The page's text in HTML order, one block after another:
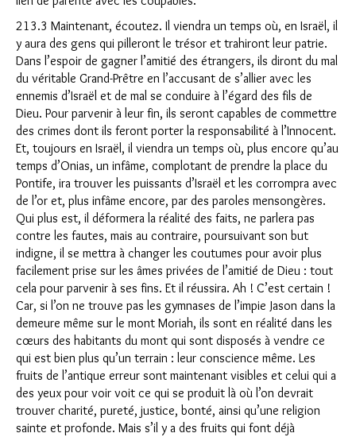
213.3 Maintenant, écoutez. Il viendra un temps où, en Israël, il
y aura des gens qui pilleront le trésor et trahiront leur patrie.
Dans l’espoir de gagner l’amitié des étrangers, ils diront du mal
du véritable Grand-Prêtre en l’accusant de s’allier avec les
ennemis d’Israël et de mal se conduire à l’égard des fils de
Dieu. Pour parvenir à leur fin, ils seront capables de commettre
des crimes dont ils feront porter la responsabilité à l’Innocent.
Et, toujours en Israël, il viendra un temps où, plus encore qu’au
temps d’Onias, un infâme, complotant de prendre la place du
Pontife, ira trouver les puissants d’Israël et les corrompra avec
de l’or et, plus infâme encore, par des paroles mensongères.
Qui plus est, il déformera la réalité des faits, ne parlera pas
contre les fautes, mais au contraire, poursuivant son but
indigne, il se mettra à changer les coutumes pour avoir plus
facilement prise sur les âmes privées de l’amitié de Dieu : tout
cela pour parvenir à ses fins. Et il réussira. Ah ! C’est certain !
Car, si l’on ne trouve pas les gymnases de l’impie Jason dans la
demeure même sur le mont Moriah, ils sont en réalité dans les
cœurs des habitants du mont qui sont disposés à vendre ce
qui est bien plus qu’un terrain : leur conscience même. Les
fruits de l’antique erreur sont maintenant visibles et celui qui a
des yeux pour voir voit ce qui se produit là où l’on devrait
trouver charité, pureté, justice, bonté, ainsi qu’une religion
sainte et profonde. Mais s’il y a des fruits qui font déjà